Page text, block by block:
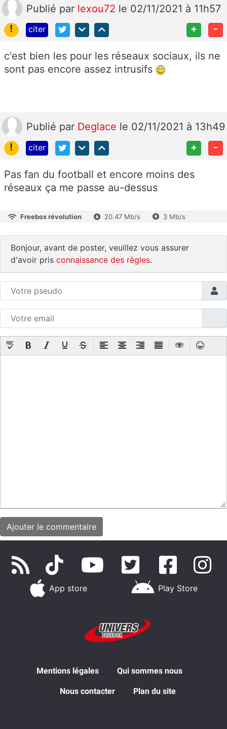
Publié par lexou72 le 02/11/2021 à 11h57
!
citer + -
c'est bien les pour les réseaux sociaux, ils ne
sont pas encore assez intrusifs
Publié par Deglace le 02/11/2021 à 13h49
!
citer + -
Pas fan du football et encore moins des
réseaux ça me passe au-dessus
Freebox révolution 20.47 Mb/s 3 Mb/s
Bonjour, avant de poster, veuillez vous assurer
d'avoir pris connaissance des règles.
App store Play Store
Mentions légales Qui sommes nous
Nous contacter Plan du site